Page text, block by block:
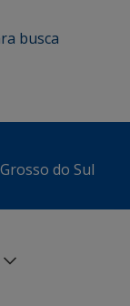
busca
do Sul